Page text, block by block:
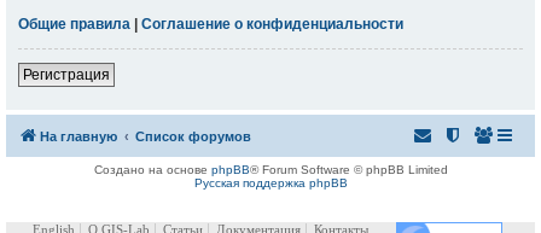
Общие правила | Соглашение о конфиденциальности
Регистрация
На главную Список форумов
Создано на основе phpBB® Forum Software © phpBB Limited
Русская поддержка phpBB
English О GIS-Lab Статьи Документация Контакты